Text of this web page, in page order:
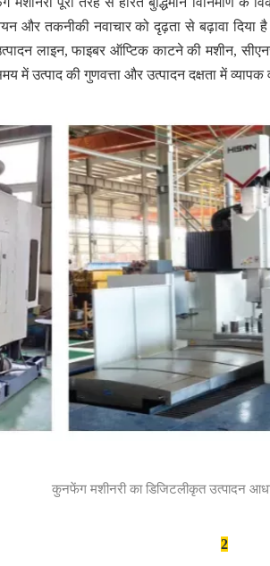
और तकनीकी नवाचार को दृढ़ता से बढ़ावा दिया
लाइन, फाइबर ऑप्टिक काटने की मशीन,
उत्पाद की गुणवत्ता और उत्पादन दक्षता में
कुनफेंग मशीनरी का डिजिटलीकृत उत्पादन
2